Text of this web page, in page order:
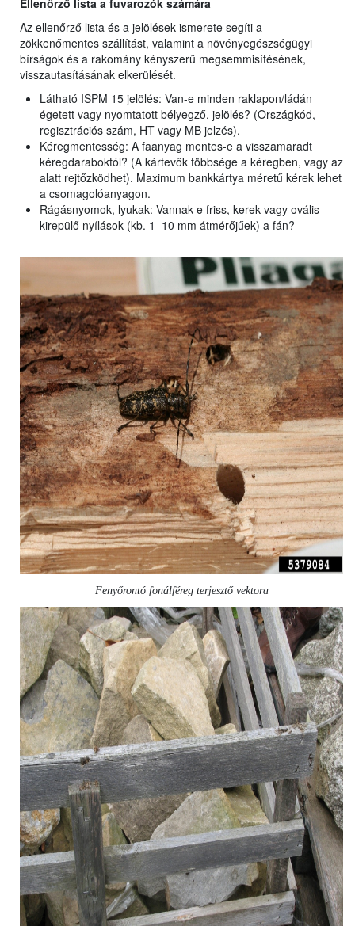
Ellenőrző lista a fuvarozók számára
Az ellenőrző lista és a jelölések ismerete segíti a
zökkenőmentes szállítást, valamint a növényegészségügyi
bírságok és a rakomány kényszerű megsemmisítésének,
visszautasításának elkerülését.
Látható ISPM 15 jelölés: Van-e minden raklapon/ládán
égetett vagy nyomtatott bélyegző, jelölés? (Országkód,
regisztrációs szám, HT vagy MB jelzés).
Kéregmentesség: A faanyag mentes-e a visszamaradt
kéregdaraboktól? (A kártevők többsége a kéregben, vagy az
alatt rejtőzködhet). Maximum bankkártya méretű kérek lehet
a csomagolóanyagon.
Rágásnyomok, lyukak: Vannak-e friss, kerek vagy ovális
kirepülő nyílások (kb. 1–10 mm átmérőjűek) a fán?
Fenyőrontó fonálféreg terjesztő vektora